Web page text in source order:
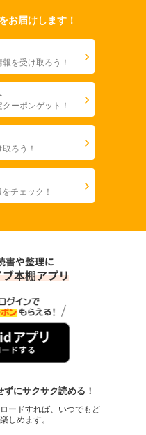
をお届けします！
を受け取ろう！
ーポンゲット！
ろう！
チェック！
にサクサク読める！
ードすれば、いつでもど
しめます。